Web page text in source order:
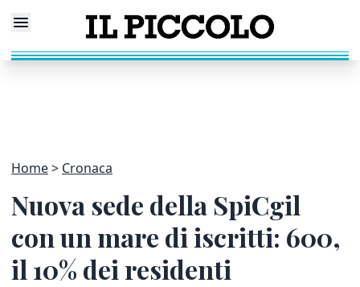
Home Cronaca
Nuova sede della SpiCgil
con un mare di iscritti: 600,
il 10% dei residenti